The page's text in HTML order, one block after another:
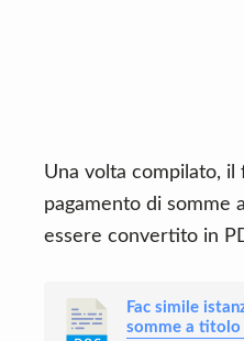
Una volta compilato, il
pagamento di somme
essere convertito in
Fac simile
somme a